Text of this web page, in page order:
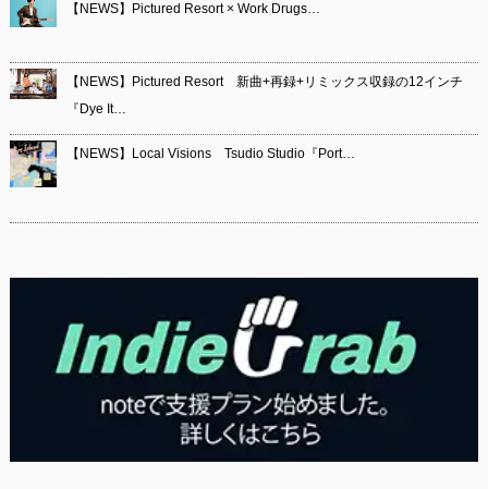
【NEWS】Pictured Resort × Work Drugs…
【NEWS】Pictured Resort 新曲+再録+リミックス収録の12インチ
『Dye It…
【NEWS】Local Visions Tsudio Studio『Port…